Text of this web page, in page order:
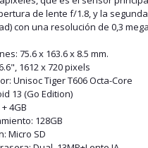
de lente f/1.8, y la
con una resolución de 0,3
75.6 x 163.6 x 8.5 mm.
1612 x 720 pixels
Unisoc Tiger T606 Octa-Core
13 (Go Edition)
+ 4GB
128GB
Micro SD